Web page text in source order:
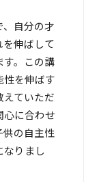
、自分の才
を伸ばして
す。この講
性を伸ばす
えていただ
心に合わせ
供の自主性
なりまし